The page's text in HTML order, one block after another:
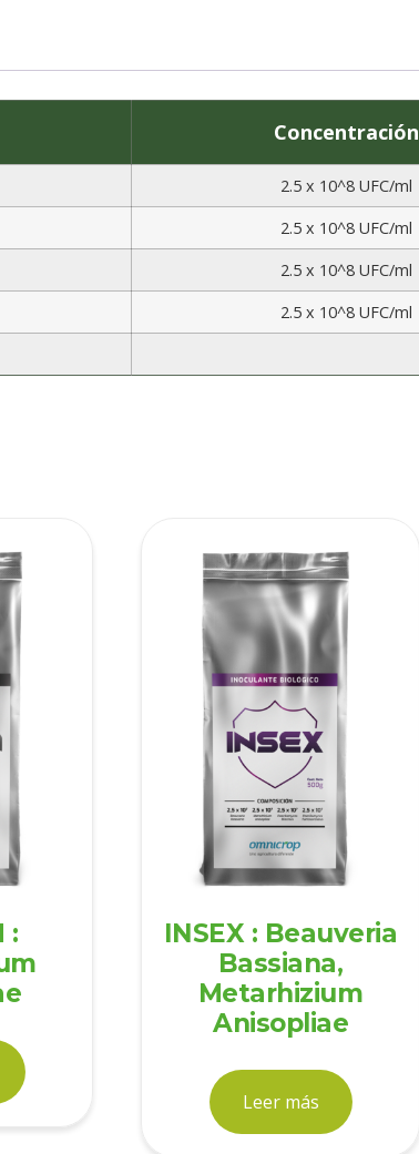
Concentración
2.5 x 10^8 UFC/ml
2.5 x 10^8 UFC/ml
2.5 x 10^8 UFC/ml
2.5 x 10^8 UFC/ml
:
INSEX : Beauveria
Bassiana,
Metarhizium
Anisopliae
Leer más